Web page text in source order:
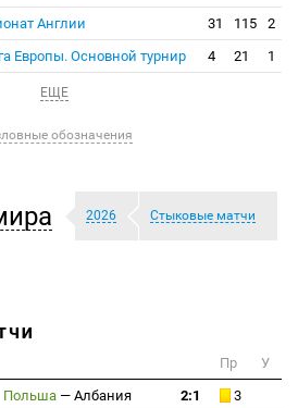
Англии 31 115
2
Европы. Основной турнир 4 21 1
ЕЩЕ
обозначения
2026 Стыковые матчи
Пр
У
Польша — Албания 2:1
3